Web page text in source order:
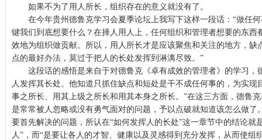
如果不为了用人所长，组织存在的意义就没有了。
在今年贵州德鲁克学习会夏季论坛上我写下这样一段话：“做任何
键我们到底想要什么？在择人用人上，任何组织和管理者想要的东西
效地为组织做贡献。所以，用人所长才是应该聚焦和关注的地方，缺
点的最好办法，莫过于把人的长处发挥到淋漓尽致。”
这段话的感悟是来自于对德鲁克《卓有成效的管理者》的学习，
人发挥其长处。他知道只抓住缺点和短处是干不成任何事的，为实
事之所长、用其上级之所长和用其本身之所长。”在这三方面，德鲁
是常常被人忽略或没有勇气面对的问题，予以点破就知道该怎么做了
要首先解决的问题，所认在“如何发挥人的长处”这一章节中的结论就
人”，而“是要让各人的才智、健康以及灵感得到充分发挥，从而使组